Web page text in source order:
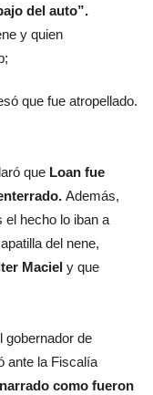
del auto”.
que fue atropellado.
que Loan fue
Además,
el hecho lo iban a
del nene,
Maciel y que
gobernador de
ante la Fiscalía
como fueron